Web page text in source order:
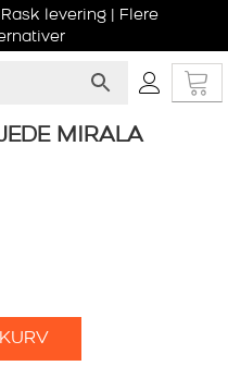
levering | Flere
MIRALA